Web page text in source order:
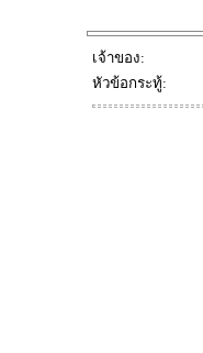
เจ้าของ:
หัวข้อกระทู้: